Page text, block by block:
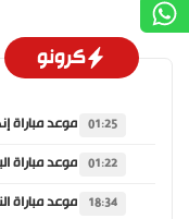
كرونو
01:25
01:22
18:34